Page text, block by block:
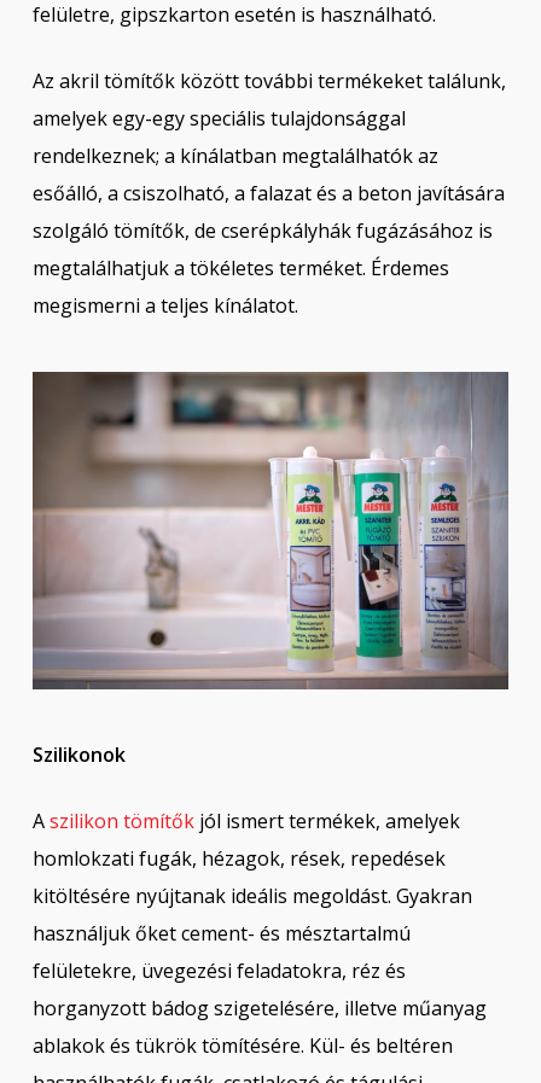
felületre, gipszkarton esetén is használható.
Az akril tömítők között további termékeket találunk,
amelyek egy-egy speciális tulajdonsággal
rendelkeznek; a kínálatban megtalálhatók az
esőálló, a csiszolható, a falazat és a beton javítására
szolgáló tömítők, de cserépkályhák fugázásához is
megtalálhatjuk a tökéletes terméket. Érdemes
megismerni a teljes kínálatot.
Szilikonok
Aszilikon tömítőkjól ismert termékek, amelyek
homlokzati fugák, hézagok, rések, repedések
kitöltésére nyújtanak ideális megoldást. Gyakran
használjuk őket cement- és mésztartalmú
felületekre, üvegezési feladatokra, réz és
horganyzott bádog szigetelésére, illetve műanyag
ablakok és tükrök tömítésére. Kül- és beltéren